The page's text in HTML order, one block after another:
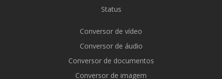
Status
Conversor de vídeo
Conversor de áudio
Conversor de documentos
Conversor de imagem